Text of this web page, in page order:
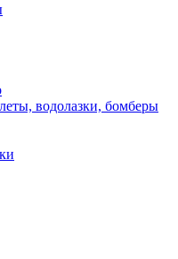
водолазки, бомберы